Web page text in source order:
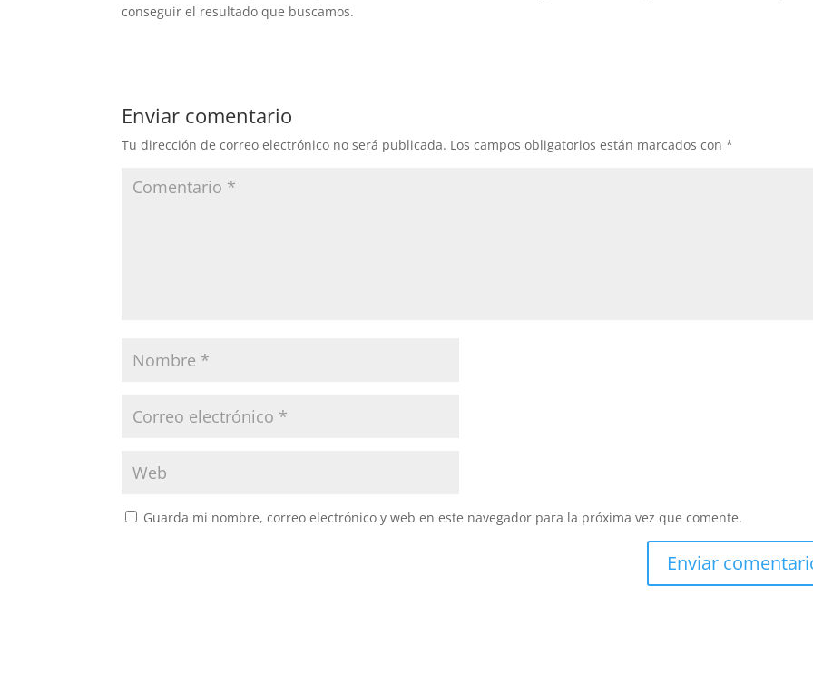
conseguir el resultado que buscamos.
Enviar comentario
Tu dirección de correo electrónico no será publicada. Los campos obligatorios están marcados con*
Guarda mi nombre, correo electrónico y web en este navegador para la próxima vez que comente.